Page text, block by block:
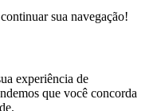
sua navegação!
experiência de
que você concorda